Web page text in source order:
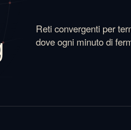
Reti convergenti per
dove ogni minuto di